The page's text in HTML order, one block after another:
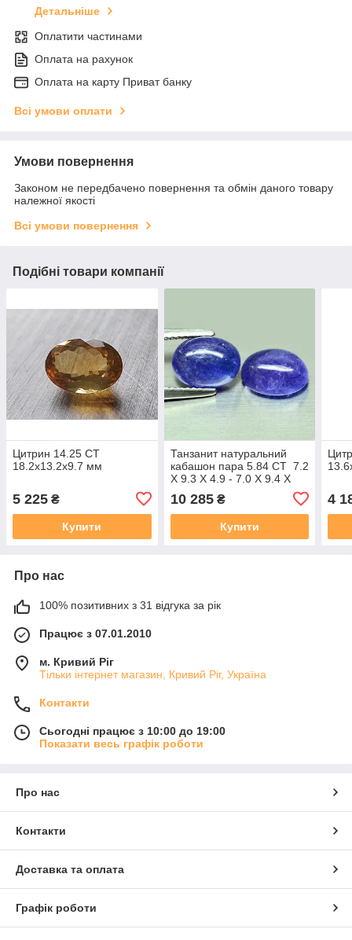
Детальніше
Оплатити частинами
Оплата на рахунок
Оплата на карту Приват банку
Всі умови оплати
Умови повернення
Законом не передбачено повернення та обмін даного товару
належної якості
Всі умови повернення
Подібні товари компанії
Цитрин 14.25 CT
18.2х13.2х9.7 мм
5 225 ₴
Купити
Танзанит натуральний
кабашон пара 5.84 CT 7.2
X 9.3 X 4.9 - 7.0 X 9.4 X
10 285₴
Купити
4
Про нас
100% позитивних з 31 відгука за рік
Працює з 07.01.2010
м. Кривий Ріг
Тільки інтернет магазин, Кривий Ріг, Україна
Контакти
Сьогодні працює з 10:00 до 19:00
Показати весь графік роботи
Про нас
Контакти
Доставка та оплата
Графік роботи